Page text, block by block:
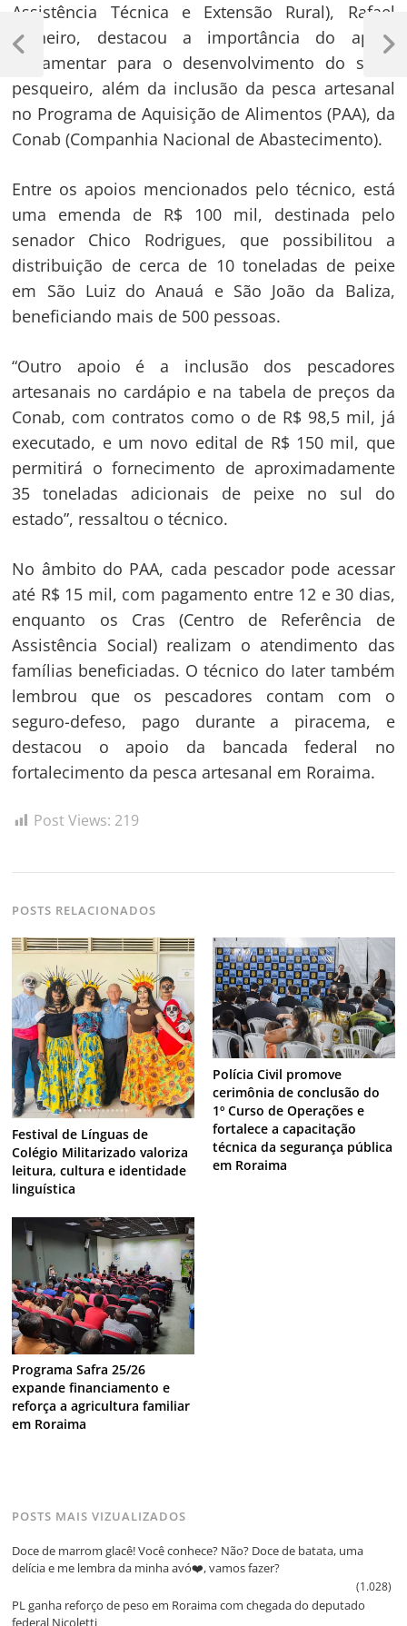
Assistência Técnica e Extensão Rural), Rafael
Pinheiro, destacou a importância do apoio
parlamentar para o desenvolvimento do setor
pesqueiro, além da inclusão da pesca artesanal
no Programa de Aquisição de Alimentos (PAA), da
Conab (Companhia Nacional de Abastecimento).
Entre os apoios mencionados pelo técnico, está
uma emenda de R$ 100 mil, destinada pelo
senador Chico Rodrigues, que possibilitou a
distribuição de cerca de 10 toneladas de peixe
em São Luiz do Anauá e São João da Baliza,
beneficiando mais de 500 pessoas.
“Outro apoio é a inclusão dos pescadores
artesanais no cardápio e na tabela de preços da
Conab, com contratos como o de R$ 98,5 mil, já
executado, e um novo edital de R$ 150 mil, que
permitirá o fornecimento de aproximadamente
35 toneladas adicionais de peixe no sul do
estado”, ressaltou o técnico.
No âmbito do PAA, cada pescador pode acessar
até R$ 15 mil, com pagamento entre 12 e 30 dias,
enquanto os Cras (Centro de Referência de
Assistência Social) realizam o atendimento das
famílias beneficiadas. O técnico do Iater também
lembrou que os pescadores contam com o
seguro-defeso, pago durante a piracema, e
destacou o apoio da bancada federal no
fortalecimento da pesca artesanal em Roraima.
Post Views: 219
POSTS RELACIONADOS
Festival de Línguas de
Colégio Militarizado valoriza
leitura, cultura e identidade
linguística
Polícia Civil promove
cerimônia de conclusão do
1º Curso de Operações e
fortalece a capacitação
técnica da segurança pública
em Roraima
Programa Safra 25/26
expande financiamento e
reforça a agricultura familiar
em Roraima
Navegação
de
Post
Previous
Next
Post
POSTS MAIS VIZUALIZADOS
Doce de marrom glacê! Você conhece? Não? Doce de batata, uma
delícia e me lembra da minha avó❤️, vamos fazer?
(1.028)
PL ganha reforço de peso em Roraima com chegada do deputado
federal Nicoletti